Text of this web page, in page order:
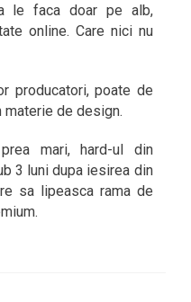
le faca doar pe alb,
online. Care nici nu
producatori, poate de
materie de design.
mari, hard-ul din
3 luni dupa iesirea din
sa lipeasca rama de